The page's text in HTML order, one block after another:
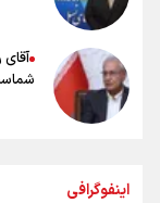
اینفوگرافی